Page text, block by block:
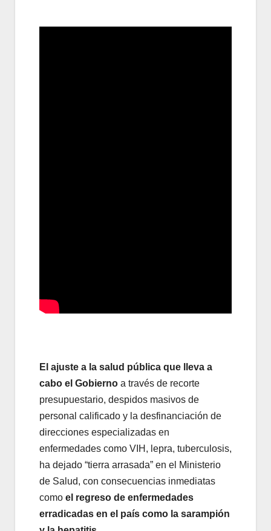
El ajuste a la salud pública que lleva a
cabo el Gobierno a través de recorte
presupuestario, despidos masivos de
personal calificado y la desfinanciación de
direcciones especializadas en
enfermedades como VIH, lepra, tuberculosis,
ha dejado “tierra arrasada” en el Ministerio
de Salud, con consecuencias inmediatas
como el regreso de enfermedades
erradicadas en el país como la sarampión